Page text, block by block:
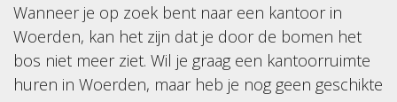
Wanneer je op zoek bent naar een kantoor in
Woerden, kan het zijn dat je door de bomen het
bos niet meer ziet. Wil je graag een kantoorruimte
huren in Woerden, maar heb je nog geen geschikte